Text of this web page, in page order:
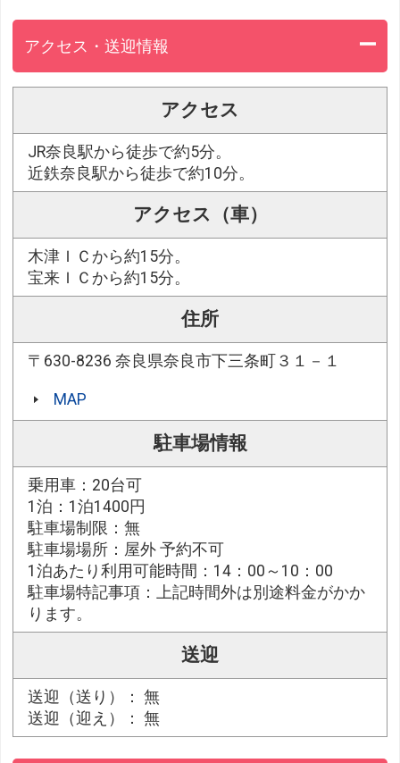
アクセス・送迎情報
アクセス
JR奈良駅から徒歩で約5分。
近鉄奈良駅から徒歩で約10分。
アクセス（車）
木津ＩＣから約15分。
宝来ＩＣから約15分。
住所
〒630-8236 奈良県奈良市下三条町３１－１
MAP
駐車場情報
乗用車：20台可
1泊：1泊1400円
駐車場制限：無
駐車場場所：屋外 予約不可
1泊あたり利用可能時間：14：00～10：00
駐車場特記事項：上記時間外は別途料金がかか
ります。
送迎
送迎（送り）： 無
送迎（迎え）： 無